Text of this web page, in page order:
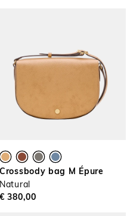
Crossbody bag M Épure
Natural
€ 380,00